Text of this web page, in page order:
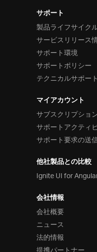
サポート
製品ライフサイク
サービスリリース
サポート環境
サポートポリシー
テクニカルサポー
マイアカウント
サブスクリプショ
サポートアクティ
サポート要求の送
他社製品との比較
Ignite UI for
会社情報
会社概要
ニュース
法的情報